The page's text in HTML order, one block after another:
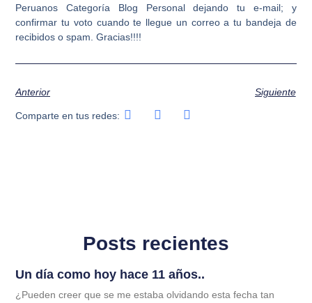
Peruanos Categoría Blog Personal dejando tu e-mail; y
confirmar tu voto cuando te llegue un correo a tu bandeja de
recibidos o spam. Gracias!!!!
Anterior Siguiente
Comparte en tus redes:
Posts recientes
Un día como hoy hace 11 años..
¿Pueden creer que se me estaba olvidando esta fecha tan